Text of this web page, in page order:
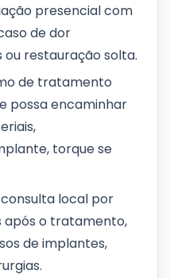
presencial com
de dor
restauração solta.
de tratamento
possa encaminhar
torque se
local por
após o tratamento,
de implantes,